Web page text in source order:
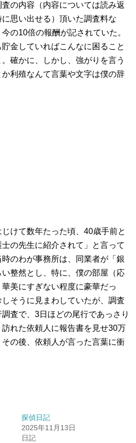
の内容（内容については読み返
思い出せる）頂いた調査料な
の10倍の報酬が記されていた。
金していればこんなに困ること
確かに、しかし、強がりを言う
利殖なんて言葉や文字は僕の辞
けて数年たった頃、40歳手前と
の先生に紹介されて」と言って
のわが事務所は、同業者が「銀
整然とし、特に、僕の部屋（応
美にすぎない程度に豪華だっ
そうに見まわしていたが、調査
査で、3日ほどの尾行であっさり
れた依頼人に報告書を見せ30万
の後、依頼人が言った言葉に衝
探偵日記
2025年11月13日
日記